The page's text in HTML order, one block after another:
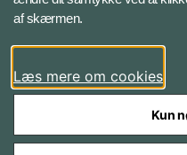
LinkedIn
af skærmen.
Læs mere om cookies
Kun